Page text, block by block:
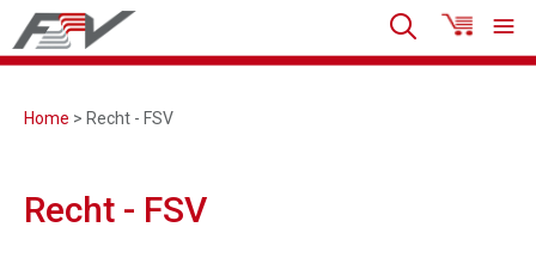
Home > Recht - FSV
Recht - FSV